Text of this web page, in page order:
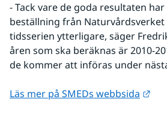
- Tack vare de goda resultaten
beställning från
tidsserien ytterligare, säger
åren som ska beräknas är 2010-
de kommer att införas under
Läs mer på SMEDs webbsida